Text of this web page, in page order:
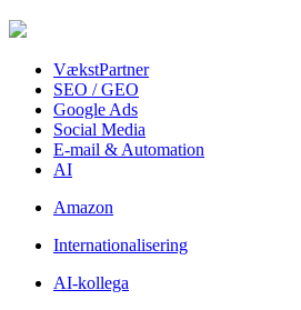
VækstPartner
SEO / GEO
Google Ads
Social Media
E-mail & Automation
AI
Amazon
Internationalisering
AI-kollega